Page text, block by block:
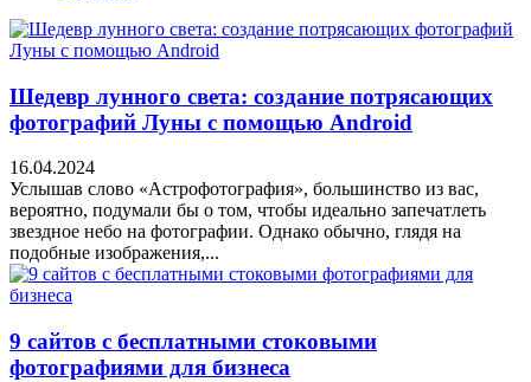
Шедевр лунного света: создание потрясающих
фотографий Луны с помощью Android
16.04.2024
Услышав слово «Астрофотография», большинство из вас,
вероятно, подумали бы о том, чтобы идеально запечатлеть
звездное небо на фотографии. Однако обычно, глядя на
подобные изображения,...
9 сайтов с бесплатными стоковыми
фотографиями для бизнеса